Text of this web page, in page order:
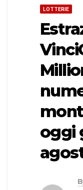
LOTTERIE
oggi